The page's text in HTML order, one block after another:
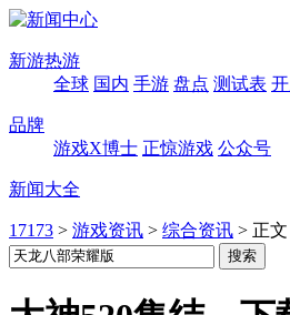
新游热游
全球 国内 手游 盘点 测试表
品牌
游戏X博士 正惊游戏 公众号
新闻大全
17173 > 游戏资讯 > 综合资讯 > 正文